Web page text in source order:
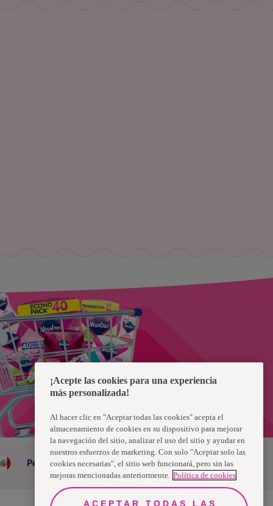
Peru
¡Acepte las cookies para una experiencia
más personalizada!
Al hacer clic en "Aceptar todas las cookies" acepta el
almacenamiento de cookies en su dispositivo para mejorar
la navegación del sitio, analizar el uso del sitio y ayudar en
nuestros esfuerzos de marketing. Con solo "Aceptar solo las
cookies necesarias", el sitio web funcionará, pero sin las
mejoras mencionadas anteriormente. Política de cookies
ACEPTAR TODAS LAS